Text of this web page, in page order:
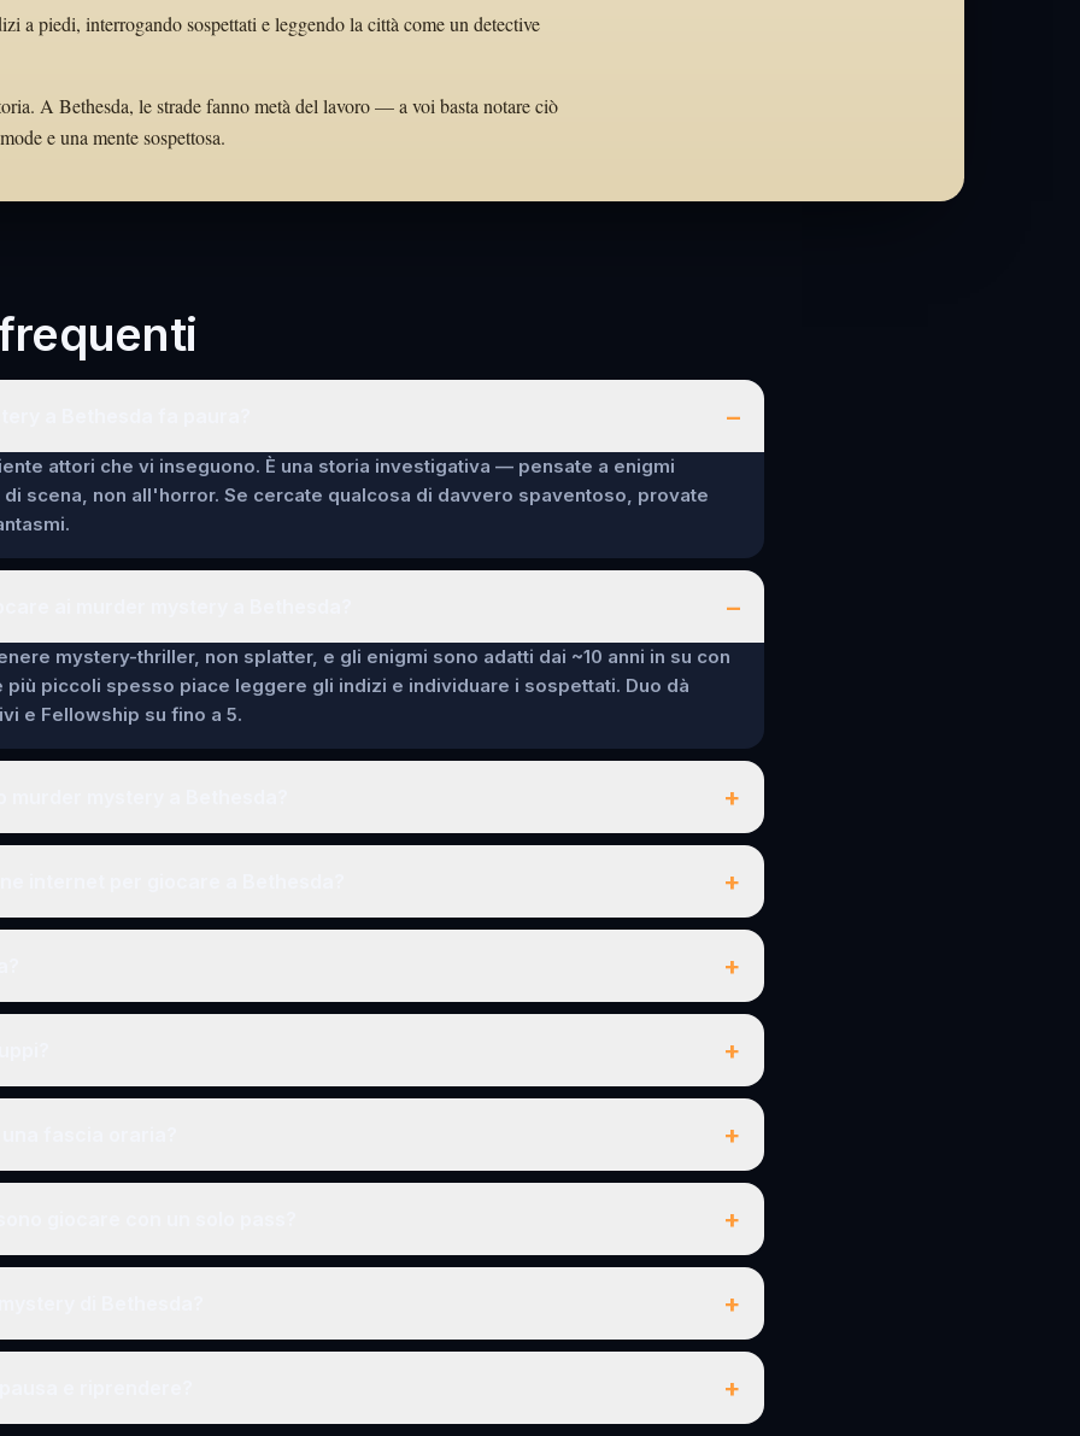
a piedi, interrogando sospettati e leggendo la città come un detective
A Bethesda, le strade fanno metà del lavoro — a voi basta notare ciò
e una mente sospettosa.
–
attori che vi inseguono. È una storia investigativa — pensate a enigmi
scena, non all'horror. Se cercate qualcosa di davvero spaventoso, provate
–
mystery-thriller, non splatter, e gli enigmi sono adatti dai ~10 anni in su con
più piccoli spesso piace leggere gli indizi e individuare i sospettati. Duo dà
e Fellowship su fino a 5.
+
+
+
+
+
+
+
+